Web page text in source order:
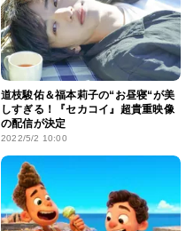
道枝駿佑＆福本莉子の“お昼寝“が美
しすぎる！『セカコイ』超貴重映像
の配信が決定
2022/5/2 10:00